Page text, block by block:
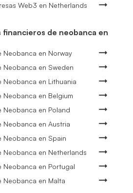
Web3 en Netherlands
financieros de neobanca en
Neobanca en Norway
Neobanca en Sweden
Neobanca en Lithuania
Neobanca en Belgium
Neobanca en Poland
Neobanca en Austria
Neobanca en Spain
Neobanca en Netherlands
Neobanca en Portugal
Neobanca en Malta